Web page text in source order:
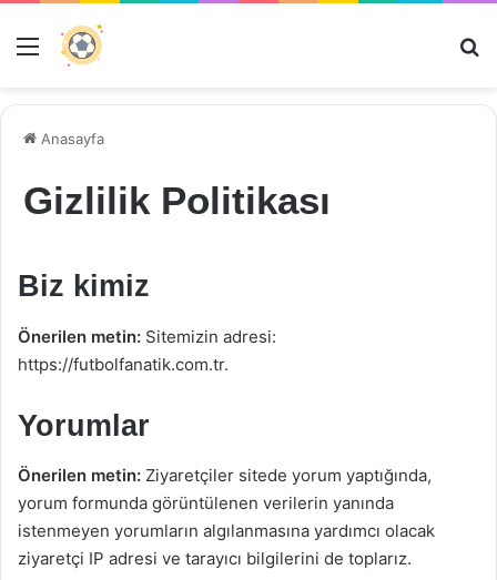
Menü
Anasayfa
Gizlilik Politikası
Biz kimiz
Önerilen metin: Sitemizin adresi:
https://futbolfanatik.com.tr.
Yorumlar
Önerilen metin: Ziyaretçiler sitede yorum yaptığında,
yorum formunda görüntülenen verilerin yanında
istenmeyen yorumların algılanmasına yardımcı olacak
ziyaretçi IP adresi ve tarayıcı bilgilerini de toplarız.